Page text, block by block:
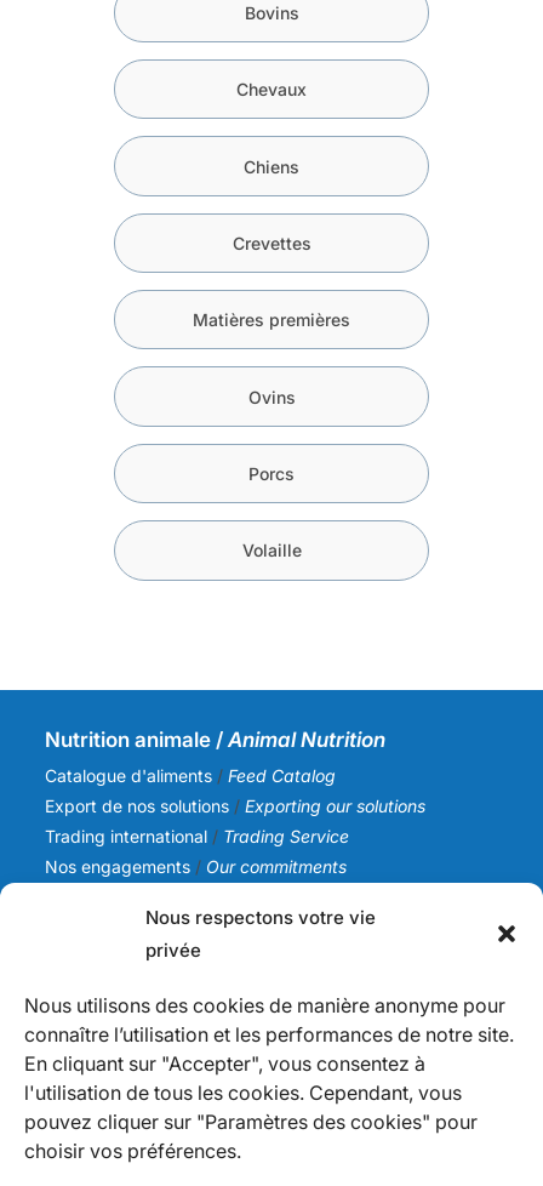
Nous respectons votre vie
privée
Nous utilisons des cookies de manière anonyme pour
connaître l’utilisation et les performances de notre site.
En cliquant sur "Accepter", vous consentez à
l'utilisation de tous les cookies. Cependant, vous
pouvez cliquer sur "Paramètres des cookies" pour
choisir vos préférences.
Bovins
Chevaux
Chiens
Crevettes
Matières premières
Ovins
Porcs
Volaille
Nutrition animale / Animal Nutrition
Catalogue d'aliments /Feed Catalog
Export de nos solutions /Exporting our solutions
Trading international / Trading Service
Nos engagements / Our commitments
Notre histoire/Our story
Nos valeurs/ Our values
Actualités/News
Infos
Nous contacter/Contact us
Devenir fournisseur/Becoming a supplier